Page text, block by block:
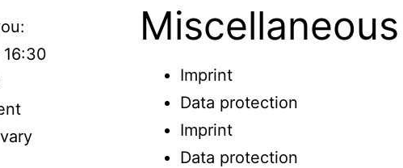
Miscellaneous
Imprint
Data protection
Imprint
Data protection